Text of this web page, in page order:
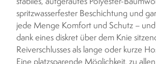
stabiles, aufgerautes Polyester-
spritzwasserfester Beschichtung und
jede Menge Komfort und Schutz – und
dank eines diskret über dem Knie
Reiverschlusses als lange oder kurze